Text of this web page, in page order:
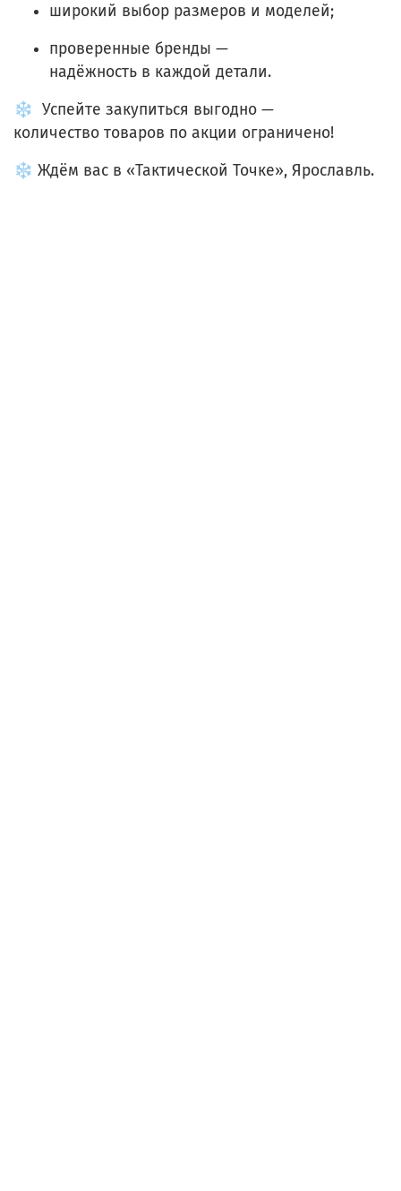
широкий выбор размеров и моделей;
проверенные бренды —
надёжность в каждой детали.
❄️ Успейте закупиться выгодно —
количество товаров по акции ограничено!
❄️ Ждём вас в «Тактической Точке», Ярославль.